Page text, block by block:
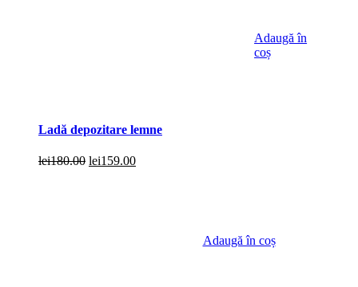
Adaugă în
coș
Ladă depozitare lemne
lei180.00 Prețul
lei159.00Prețul
Adaugă în coș